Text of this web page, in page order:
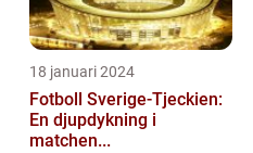
18 januari 2024
Fotboll Sverige-Tjeckien:
En djupdykning i
matchen...